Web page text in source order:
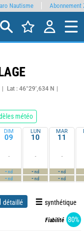
Lat : 46°29’,634 N
météo
DIM
09
-
-nd
-nd
LUN
10
-
-nd
-nd
MAR
11
-
-nd
-nd
détaillé synthétique
Fiabilité 80%
Nautisme Abonnement